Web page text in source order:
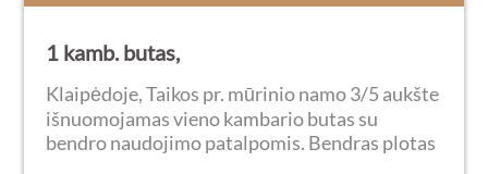
1 kamb. butas,
Klaipėdoje, Taikos pr. mūrinio namo 3/5 aukšte
išnuomojamas vieno kambario butas su
bendro naudojimo patalpomis. Bendras plotas